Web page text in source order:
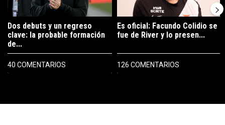
Dos debuts y un regreso
clave: la probable formación
de...
40 COMENTARIOS
Es oficial: Facundo Colidio se
fue de River y lo presen...
126 COMENTARIOS